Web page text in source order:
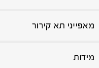
מאפייני תא קירור
מידות